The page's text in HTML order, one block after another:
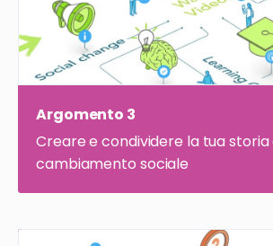
Argomento 3
Creare e condividere la tua storia
cambiamento sociale